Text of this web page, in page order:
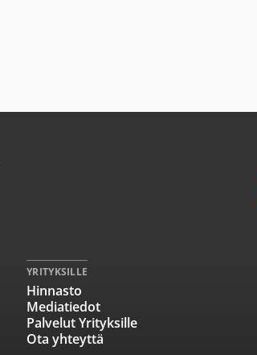
YRITYKSILLE
Hinnasto
Mediatiedot
Palvelut Yrityksille
Ota yhteyttä